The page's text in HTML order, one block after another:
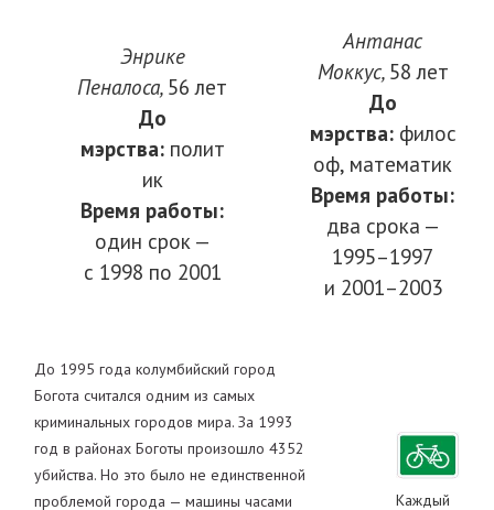
Энрике
Пеналоса, 56 лет
До
мэрства: полит
ик
Время работы:
один срок —
с 1998 по 2001
Антанас
Моккус, 58 лет
До
мэрства:филос
оф, математик
Время работы:
два срока —
1995–1997
и 2001–2003
До 1995 года колумбийский город
Богота считался одним из самых
криминальных городов мира. За 1993
год в районах Боготы произошло 4352
убийства. Но это было не единственной
проблемой города — машины часами
Каждый